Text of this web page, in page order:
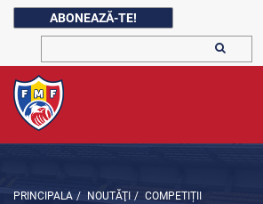
ABONEAZĂ-TE!
PRINCIPALA / NOUTĂŢI / COMPETIȚII